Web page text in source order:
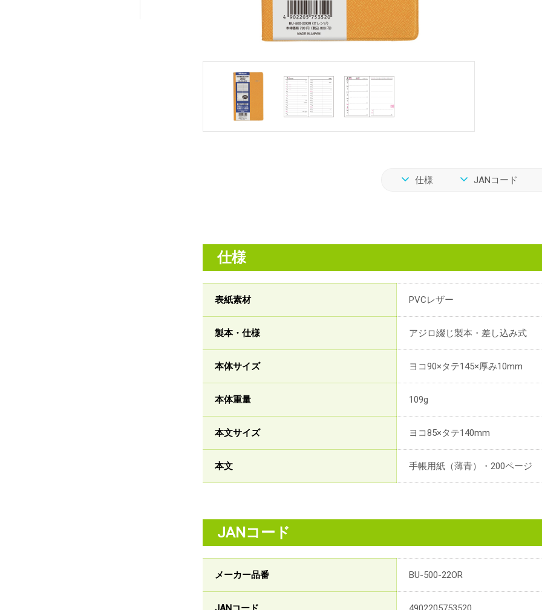
仕様 JANコード
仕様
表紙素材 PVCレザー
製本・仕様 アジロ綴じ製本・差し込み式
本体サイズ ヨコ90×タテ145×厚み10mm
本体重量 109g
本文サイズ ヨコ85×タテ140mm
本文 手帳用紙（薄青）・200ページ
JANコード
メーカー品番 BU-500-22OR